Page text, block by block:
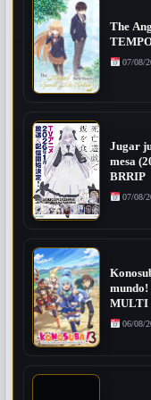
The
07/08/
Jugar
mesa
BRRIP
07/08/
mundo!
MULTI
06/08/